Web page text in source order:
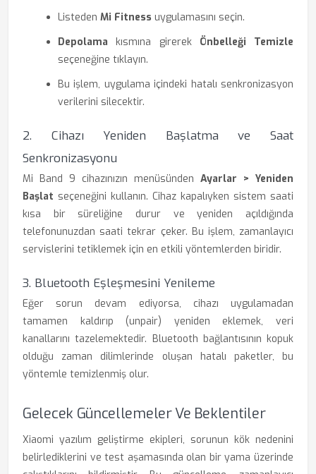
Listeden Mi Fitness uygulamasını seçin.
Depolama kısmına girerek Önbelleği Temizle
seçeneğine tıklayın.
Bu işlem, uygulama içindeki hatalı senkronizasyon
verilerini silecektir.
2. Cihazı Yeniden Başlatma ve Saat
Senkronizasyonu
Mi Band 9 cihazınızın menüsünden Ayarlar > Yeniden
Başlat seçeneğini kullanın. Cihaz kapalıyken sistem saati
kısa bir süreliğine durur ve yeniden açıldığında
telefonunuzdan saati tekrar çeker. Bu işlem, zamanlayıcı
servislerini tetiklemek için en etkili yöntemlerden biridir.
3. Bluetooth Eşleşmesini Yenileme
Eğer sorun devam ediyorsa, cihazı uygulamadan
tamamen kaldırıp (unpair) yeniden eklemek, veri
kanallarını tazelemektedir. Bluetooth bağlantısının kopuk
olduğu zaman dilimlerinde oluşan hatalı paketler, bu
yöntemle temizlenmiş olur.
Gelecek Güncellemeler Ve Beklentiler
Xiaomi yazılım geliştirme ekipleri, sorunun kök nedenini
belirlediklerini ve test aşamasında olan bir yama üzerinde